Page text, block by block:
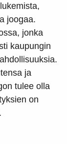
joogaa.
jonka
kaupungin
ja
tulee olla
on